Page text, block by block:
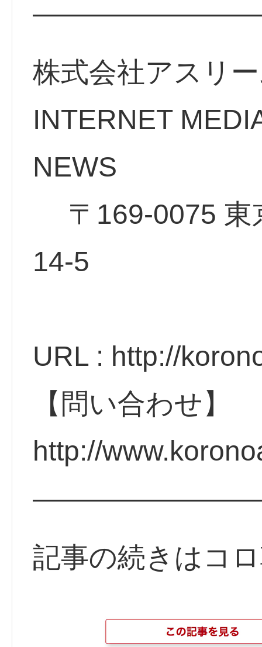
株式会社アスリ
INTERNET
〒169-0075 東
URL : http://
【問い合わせ】
http://
記事の続きはコ